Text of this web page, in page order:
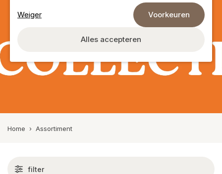
Home › Assortiment
filter
Weiger Voorkeuren
Alles accepteren